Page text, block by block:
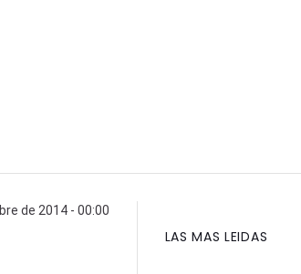
de 2014 - 00:00
LAS MAS LEIDAS